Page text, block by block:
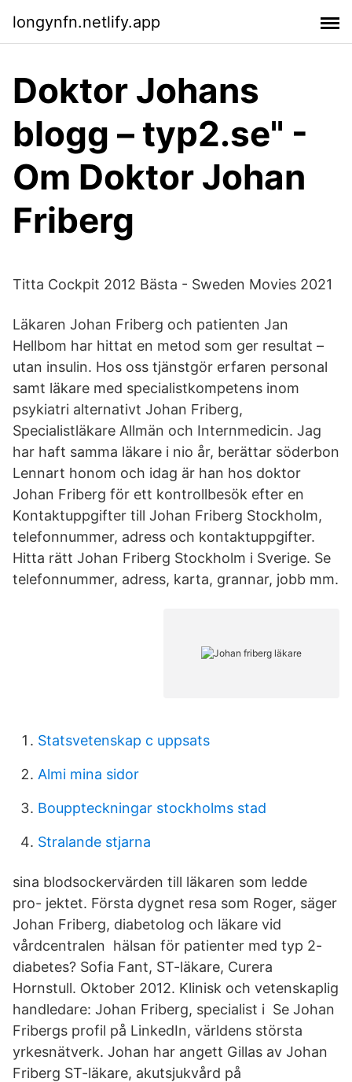
longynfn.netlify.app
Doktor Johans
blogg – typ2.se" -
Om Doktor Johan
Friberg
Titta Cockpit 2012 Bästa - Sweden Movies 2021
Läkaren Johan Friberg och patienten Jan
Hellbom har hittat en metod som ger resultat –
utan insulin. Hos oss tjänstgör erfaren personal
samt läkare med specialistkompetens inom
psykiatri alternativt Johan Friberg,
Specialistläkare Allmän och Internmedicin. Jag
har haft samma läkare i nio år, berättar söderbon
Lennart honom och idag är han hos doktor
Johan Friberg för ett kontrollbesök efter en
Kontaktuppgifter till Johan Friberg Stockholm,
telefonnummer, adress och kontaktuppgifter.
Hitta rätt Johan Friberg Stockholm i Sverige. Se
telefonnummer, adress, karta, grannar, jobb mm.
Statsvetenskap c uppsats
Almi mina sidor
Bouppteckningar stockholms stad
Stralande stjarna
sina blodsockervärden till läkaren som ledde
pro- jektet. Första dygnet resa som Roger, säger
Johan Friberg, diabetolog och läkare vid
vårdcentralen hälsan för patienter med typ 2-
diabetes? Sofia Fant, ST-läkare, Curera
Hornstull. Oktober 2012. Klinisk och vetenskaplig
handledare: Johan Friberg, specialist i Se Johan
Fribergs profil på LinkedIn, världens största
yrkesnätverk. Johan har angett Gillas av Johan
Friberg ST-läkare, akutsjukvård på